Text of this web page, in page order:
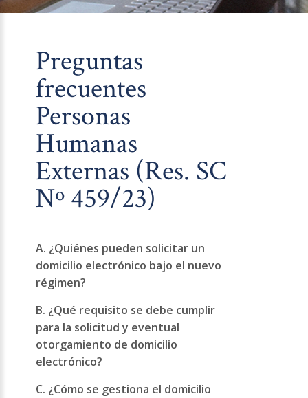
Preguntas
frecuentes
Personas
Humanas
Externas (Res. SC
Nº 459/23)
A. ¿Quiénes pueden solicitar un
domicilio electrónico bajo el nuevo
régimen?
B. ¿Qué requisito se debe cumplir
para la solicitud y eventual
otorgamiento de domicilio
electrónico?
C. ¿Cómo se gestiona el domicilio